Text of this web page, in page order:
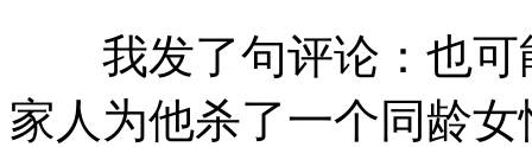
我发了句评论：也可
家人为他杀了一个同龄